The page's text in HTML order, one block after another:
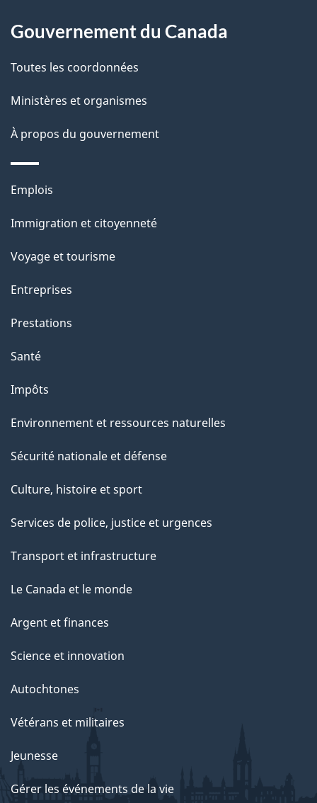
a
g
e
a
t
i
n
s
u
r
c
t
t
a
e
Gouvernement du Canada
Toutes les coordonnées
Ministères et organismes
À propos du gouvernement
Thèmes
sujets
Emplois
Immigration et citoyenneté
Voyage et tourisme
Entreprises
Prestations
Santé
Impôts
Environnement et ressources naturelles
Sécurité nationale et défense
Culture, histoire et sport
Services de police, justice et urgences
Transport et infrastructure
Le Canada et le monde
Argent et finances
Science et innovation
Autochtones
Vétérans et militaires
Jeunesse
Gérer les événements de la vie